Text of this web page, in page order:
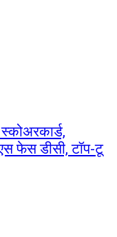
फेस डीसी, टॉप-टू